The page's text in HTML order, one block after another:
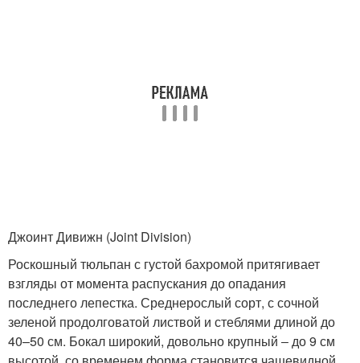
Джоинт Дивижн (Joint Division)
Роскошный тюльпан с густой бахромой притягивает
взгляды от момента распускания до опадания
последнего лепестка. Среднерослый сорт, с сочной
зеленой продолговатой листвой и стеблями длиной до
40–50 см. Бокал широкий, довольно крупный ‒ до 9 см